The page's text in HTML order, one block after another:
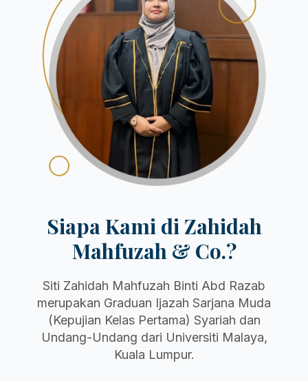
Siapa Kami di Zahidah
Mahfuzah & Co.?
Siti Zahidah Mahfuzah Binti Abd Razab
merupakan Graduan Ijazah Sarjana Muda
(Kepujian Kelas Pertama) Syariah dan
Undang-Undang dari Universiti Malaya,
Kuala Lumpur.